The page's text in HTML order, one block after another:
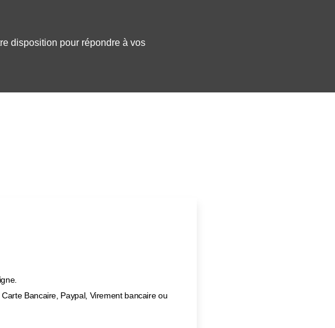
disposition pour répondre à vos
Bancaire, Paypal, Virement bancaire ou